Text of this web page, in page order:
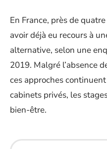
En France, près de
avoir déjà eu recours à
alternative, selon une
2019. Malgré l’absence
ces approches
cabinets privés, les
bien-être.